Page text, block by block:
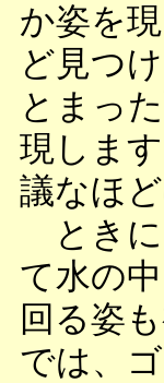
か姿を
ど見つ
とまっ
現しま
議なほ
ときに
て水の
回る姿
では、